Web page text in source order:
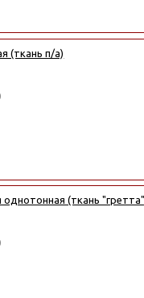
(ткань п/а)
(ткань